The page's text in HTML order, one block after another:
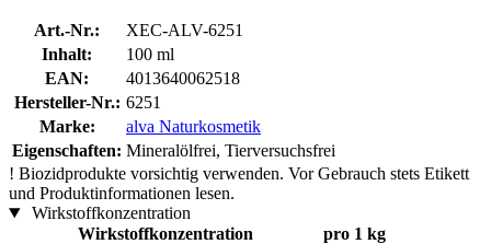
Art.-Nr.:
XEC-ALV-6251
Inhalt:
100 ml
EAN:
4013640062518
Hersteller-Nr.: 6251
Marke:
alva Naturkosmetik
Eigenschaften: Mineralölfrei, Tierversuchsfrei
! Biozidprodukte vorsichtig verwenden. Vor Gebrauch stets Etikett
und Produktinformationen lesen.
Wirkstoffkonzentration
Wirkstoffkonzentration
pro 1 kg